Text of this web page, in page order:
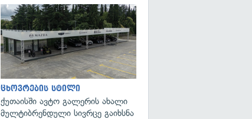
ცხოვრების სტილი
ქუთაისში ავტო გალერის ახალი
მულტიბრენდული სივრცე გაიხსნა